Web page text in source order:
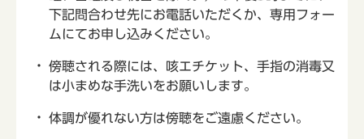
下記問合わせ先にお電話いただくか、専用フォー
ムにてお申し込みください。
傍聴される際には、咳エチケット、手指の消毒又
は小まめな手洗いをお願いします。
体調が優れない方は傍聴をご遠慮ください。